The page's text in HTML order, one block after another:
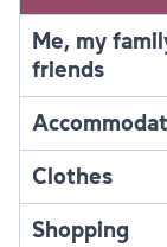
Me, my
friends
Clothes
Shopping